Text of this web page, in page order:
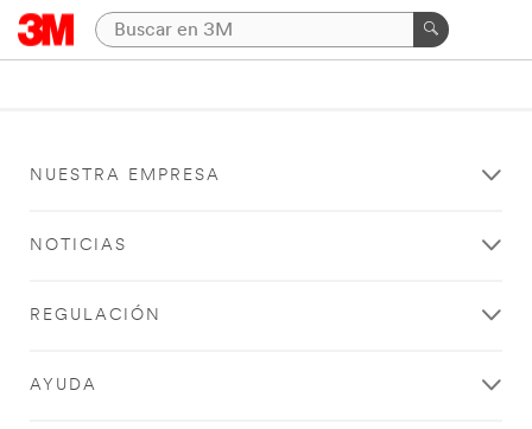
NUESTRA EMPRESA
NOTICIAS
REGULACIÓN
AYUDA